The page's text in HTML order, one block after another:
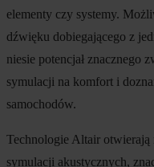
elementy czy systemy.
dźwięku dobiegającego z
niesie potencjał znacznego
symulacji na komfort i
samochodów.
Technologie Altair
symulacji akustycznych,